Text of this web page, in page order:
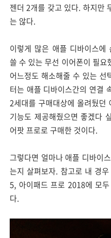
젠더 2개를 갖고 있다. 하지만
는 않다.
이렇게 많은 애플 디바이스에
쓸 수 있는 무선 이어폰이 필요
어느정도 해소해줄 수 있는 선
터는 애플 디바이스간의 연결
2세대를 구매대상에 올려뒀던
기능도 제공해줬으면 좋겠다
어팟 프로로 구매한 것이다.
그렇다면 얼마나 애플 디바이
는지 살펴보자. 참고로 내 경
5, 아이패드 프로 2018에 모
다.